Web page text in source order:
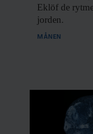
Eklöf de
jorden.
MÅNEN